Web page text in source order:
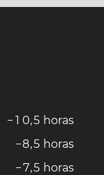
− 1 0,5 horas
−8,5 horas
−7,5 horas